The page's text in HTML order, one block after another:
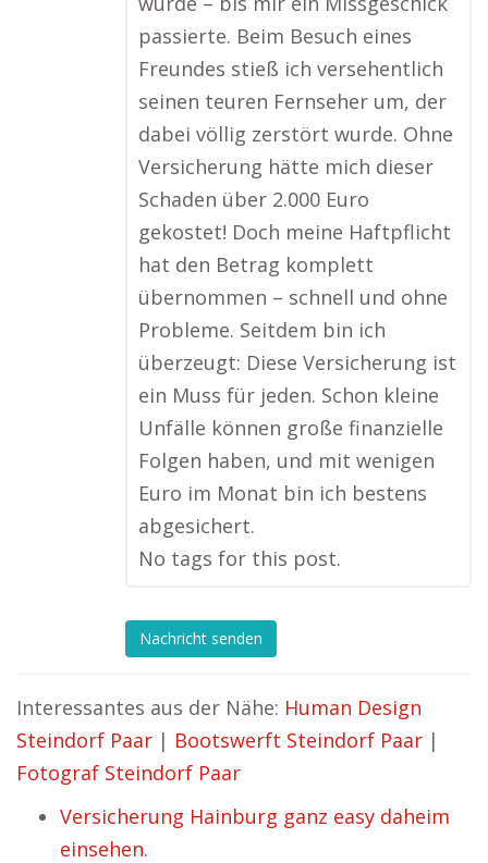
passierte. Beim Besuch eines
Freundes stieß ich versehentlich
seinen teuren Fernseher um, der
dabei völlig zerstört wurde. Ohne
Versicherung hätte mich dieser
Schaden über 2.000 Euro
gekostet! Doch meine Haftpflicht
hat den Betrag komplett
übernommen – schnell und ohne
Probleme. Seitdem bin ich
überzeugt: Diese Versicherung ist
ein Muss für jeden. Schon kleine
Unfälle können große finanzielle
Folgen haben, und mit wenigen
Euro im Monat bin ich bestens
abgesichert.
No tags for this post.
Nachricht senden
Interessantes aus der Nähe: Human Design
Steindorf Paar | Bootswerft Steindorf Paar |
Fotograf Steindorf Paar
Versicherung Hainburg ganz easy daheim
einsehen.